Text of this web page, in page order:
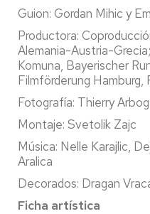
Guion: Gordan Mihic y
Productora:
Alemania-Austria-
Komuna, Bayerischer
Filmförderung Hamburg,
Fotografía: Thierry
Montaje: Svetolik Zajc
Música: Nelle Karajlic,
Aralica
Decorados: Dragan
Ficha artística